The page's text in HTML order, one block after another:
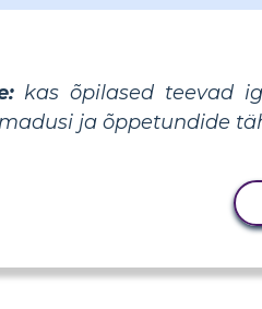
kas õpilased teevad
ja õppetundide